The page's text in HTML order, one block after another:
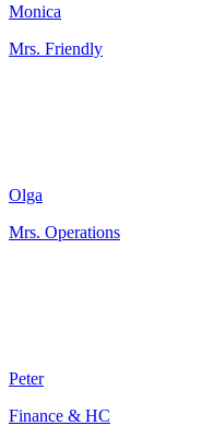
Monica
Mrs. Friendly
Olga
Mrs. Operations
Peter
Finance & HC